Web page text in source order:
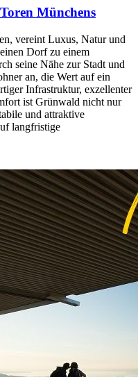
Münchens
vereint Luxus, Natur und
Dorf zu einem
seine Nähe zur Stadt und
an, die Wert auf ein
Infrastruktur, exzellenter
ist Grünwald nicht nur
und attraktive
langfristige